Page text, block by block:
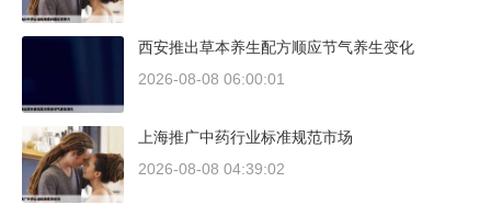
西安推出草本养生配方顺应节气养生变化
2026-08-08 06:00:01
上海推广中药行业标准规范市场
2026-08-08 04:39:02